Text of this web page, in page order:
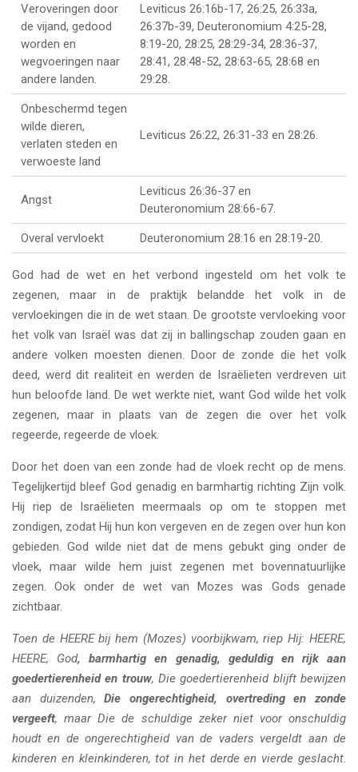
Veroveringen door
de vijand, gedood
worden en
wegvoeringen naar
andere landen.
Leviticus 26:16b-17, 26:25, 26:33a,
26:37b-39, Deuteronomium 4:25-28,
8:19-20, 28:25, 28:29-34, 28:36-37,
28:41, 28:48-52, 28:63-65, 28:68 en
29:28.
Onbeschermd tegen
wilde dieren,
verlaten steden en
verwoeste land
Leviticus 26:22, 26:31-33 en 28:26.
Angst
Leviticus 26:36-37 en
Deuteronomium 28:66-67.
Overal vervloekt Deuteronomium 28:16 en 28:19-20.
God had de wet en het verbond ingesteld om het volk te
zegenen, maar in de praktijk belandde het volk in de
vervloekingen die in de wet staan. De grootste vervloeking voor
het volk van Israël was dat zij in ballingschap zouden gaan en
andere volken moesten dienen. Door de zonde die het volk
deed, werd dit realiteit en werden de Israëlieten verdreven uit
hun beloofde land. De wet werkte niet, want God wilde het volk
zegenen, maar in plaats van de zegen die over het volk
regeerde, regeerde de vloek.
Door het doen van een zonde had de vloek recht op de mens.
Tegelijkertijd bleef God genadig en barmhartig richting Zijn volk.
Hij riep de Israëlieten meermaals op om te stoppen met
zondigen, zodat Hij hun kon vergeven en de zegen over hun kon
gebieden. God wilde niet dat de mens gebukt ging onder de
vloek, maar wilde hem juist zegenen met bovennatuurlijke
zegen. Ook onder de wet van Mozes was Gods genade
zichtbaar.
Toen de HEERE bij hem (Mozes) voorbijkwam, riep Hij: HEERE,
HEERE, God, barmhartig en genadig, geduldig en rijk aan
goedertierenheid en trouw, Die goedertierenheid blijft bewijzen
aan duizenden,Die ongerechtigheid, overtreding en zonde
vergeeft, maar Die de schuldige zeker niet voor onschuldig
houdt en de ongerechtigheid van de vaders vergeldt aan de
kinderen en kleinkinderen, tot in het derde en vierde geslacht.